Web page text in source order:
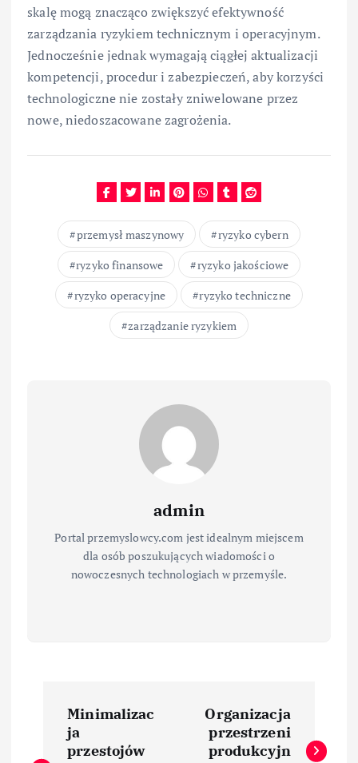
skalę mogą znacząco zwiększyć efektywność
zarządzania ryzykiem technicznym i operacyjnym.
Jednocześnie jednak wymagają ciągłej aktualizacji
kompetencji, procedur i zabezpieczeń, aby korzyści
technologiczne nie zostały zniwelowane przez
nowe, niedoszacowane zagrożenia.
przemysł maszynowy
ryzyko cybern
ryzyko finansowe
ryzyko jakościowe
ryzyko operacyjne
ryzyko techniczne
zarządzanie ryzykiem
admin
Portal przemyslowcy.com jest idealnym miejscem
dla osób poszukujących wiadomości o
nowoczesnych technologiach w przemyśle.
Minimalizac
ja
przestojów
Organizacja
przestrzeni
produkcyjn